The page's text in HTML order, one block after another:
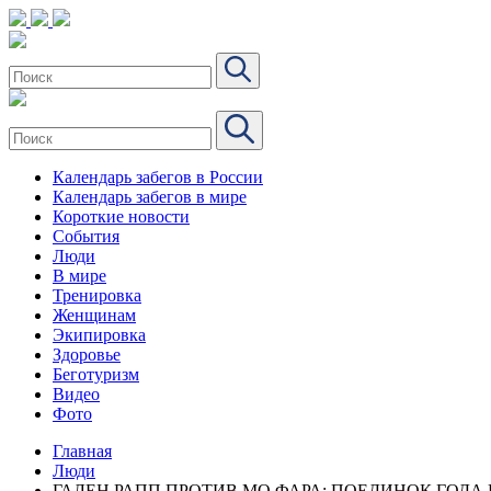
Календарь забегов в России
Календарь забегов в мире
Короткие новости
События
Люди
В мире
Тренировка
Женщинам
Экипировка
Здоровье
Беготуризм
Видео
Фото
Главная
Люди